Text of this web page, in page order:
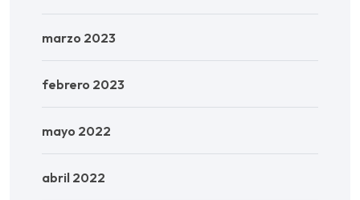
marzo 2023
febrero 2023
mayo 2022
abril 2022